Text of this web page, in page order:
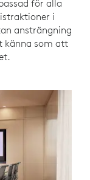
för alla
i
ansträngning
känna som att